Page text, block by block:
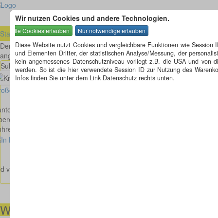
Wir nutzen Cookies und andere Technologien.
Diese Website nutzt Cookies und vergleichbare Funktionen wie
und Elementen Dritter, der statistischen Analyse/Messung, der
kein angemessenes Datenschutzniveau vorliegt z.B. die USA und
werden. So ist die hier verwendete Session ID zur Nutzung des
Infos finden Sie unter dem Link Datenschutz rechts unten.
Startseite » ausländische Kreisel » Schweiz » Aargau (AG)
Der OrtsnameOberentfeldenstammt nicht etwa, wie man auch
angenommen, dass der Name von Enten stammt, dies wurde aber
Suhrentalstrasse - Weltimattstrasse in Oberentfelden
Bild anzeigen
Aargau
- Weltimattstrasse
von Georg Matter
Wir helfen Ihnen gerne weiter